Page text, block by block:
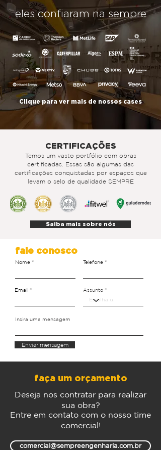
eles confiaram na sempre
Clique para ver mais de nossos cases
CERTIFICAÇÕES
Temos um vasto portfólio com obras
certificadas. Essas são algumas das
certificações conquistadas por espaços que
levam o selo de qualidade SEMPRE
Saiba mais sobre nós
fale conosco
Nome Telefone
Email Assunto
Insira uma mensagem
Enviar mensagem
faça um orçamento
Deseja nos contratar para realizar
sua obra?
Entre em contato com o nosso time
comercial!
comercial@sempreengenharia.com.br